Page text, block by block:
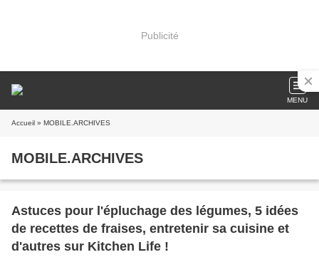
Publicité
MENU
Accueil » MOBILE.ARCHIVES
MOBILE.ARCHIVES
Astuces pour l'épluchage des légumes, 5 idées
de recettes de fraises, entretenir sa cuisine et
d'autres sur Kitchen Life !